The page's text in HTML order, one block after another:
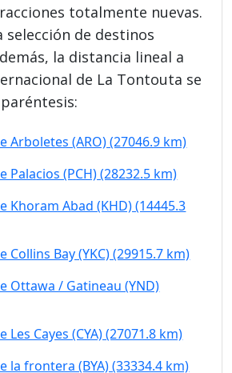
totalmente nuevas.
selección de destinos
la distancia lineal a
de La Tontouta se
Arboletes (ARO) (27046.9 km)
Palacios (PCH) (28232.5 km)
Khoram Abad (KHD) (14445.3
Bay (YKC) (29915.7 km)
Ottawa / Gatineau (YND)
Cayes (CYA) (27071.8 km)
la frontera (BYA) (33334.4 km)